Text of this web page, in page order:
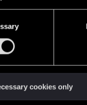
cookies only
na profilu xbox / brak